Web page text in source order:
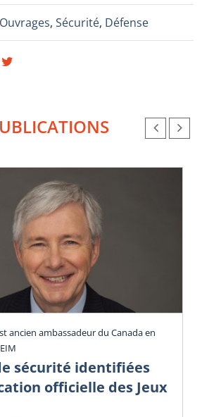
Ouvrages, Sécurité, Défense
ancien ambassadeur du Canada en
sécurité identifiées
officielle des Jeux